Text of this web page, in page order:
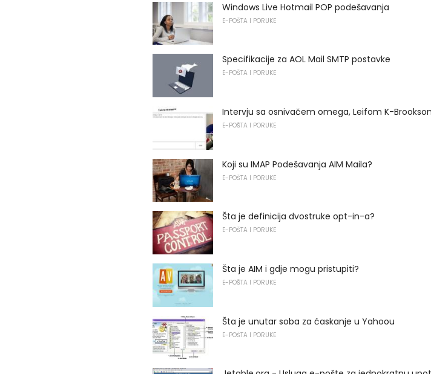
Windows Live Hotmail POP podešavanja
E-POŠTA I PORUKE
Specifikacije za AOL Mail SMTP postavke
E-POŠTA I PORUKE
Intervju sa osnivačem omega, Leifom K-
E-POŠTA I PORUKE
Koji su IMAP Podešavanja AIM Maila?
E-POŠTA I PORUKE
Šta je definicija dvostruke opt-in-a?
E-POŠTA I PORUKE
Šta je AIM i gdje mogu pristupiti?
E-POŠTA I PORUKE
Šta je unutar soba za ćaskanje u Yahoou
E-POŠTA I PORUKE